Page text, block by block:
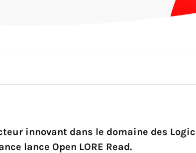
innovant dans le domaine des
lance Open LORE Read.